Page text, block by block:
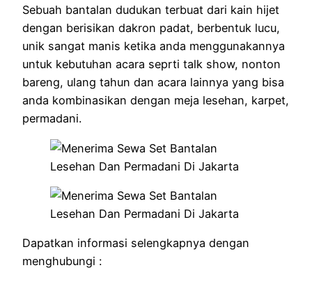
Sebuah bantalan dudukan terbuat dari kain hijet
dengan berisikan dakron padat, berbentuk lucu,
unik sangat manis ketika anda menggunakannya
untuk kebutuhan acara seprti talk show, nonton
bareng, ulang tahun dan acara lainnya yang bisa
anda kombinasikan dengan meja lesehan, karpet,
permadani.
Dapatkan informasi selengkapnya dengan
menghubungi :